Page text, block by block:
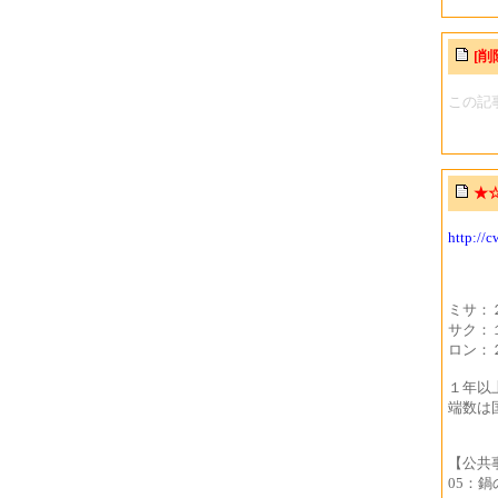
[削
この記
★☆
http://
ミサ：
サク：
ロン：
１年以
端数は
【公
05：鍋